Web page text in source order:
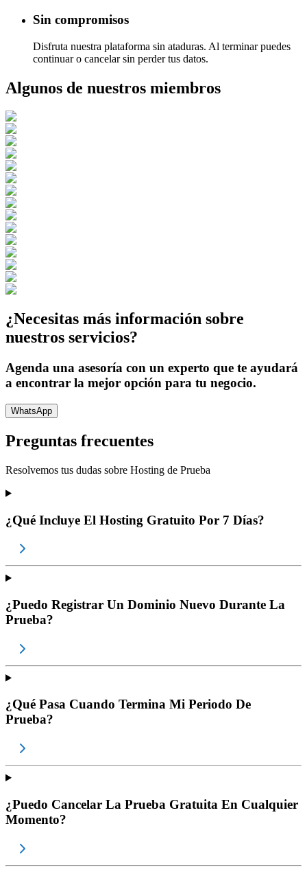
Sin compromisos
Disfruta nuestra plataforma sin ataduras. Al terminar puedes
continuar o cancelar sin perder tus datos.
Algunos de nuestros miembros
¿Necesitas más información sobre
nuestros servicios?
Agenda una asesoría con un experto que te ayudará
a encontrar la mejor opción para tu negocio.
WhatsApp
Preguntas frecuentes
Resolvemos tus dudas sobre Hosting de Prueba
¿Qué Incluye El Hosting Gratuito Por 7 Días?
¿Puedo Registrar Un Dominio Nuevo Durante La
Prueba?
¿Qué Pasa Cuando Termina Mi Periodo De
Prueba?
¿Puedo Cancelar La Prueba Gratuita En Cualquier
Momento?